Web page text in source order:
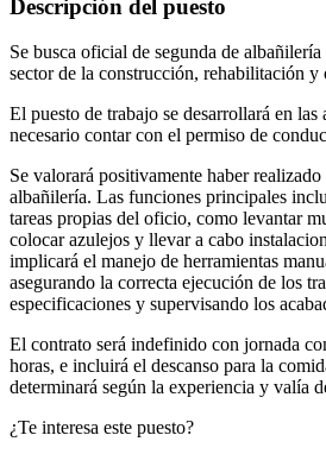
Descripción del puesto
Se busca oficial de segunda de albañilería
sector de la construcción, rehabilitación y
El puesto de trabajo se desarrollará en las
necesario contar con el permiso de
Se valorará positivamente haber
albañilería. Las funciones principales
tareas propias del oficio, como levantar
colocar azulejos y llevar a cabo
implicará el manejo de herramientas
asegurando la correcta ejecución de los
especificaciones y supervisando los
El contrato será indefinido con jornada
horas, e incluirá el descanso para la
determinará según la experiencia y valía
¿Te interesa este puesto?